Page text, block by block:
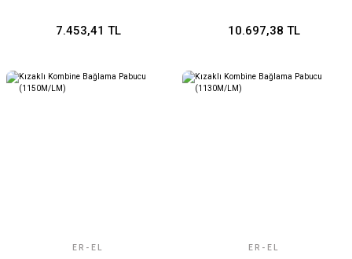
7.453,41 TL 10.697,38 TL
ER-EL ER-EL